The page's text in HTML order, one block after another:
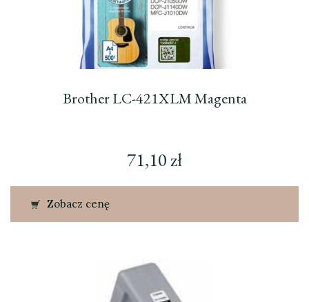
Brother LC-421XLM Magenta
71,10zł
Zobacz cenę